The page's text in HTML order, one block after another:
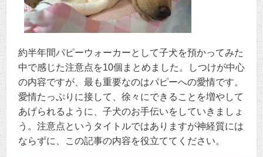
約半年間パピーウォーカーとして子犬を預かってみた
中で感じた注意点を10個まとめました。しつけが中心
の内容ですが、最も重要なのはパピーへの愛情です。
愛情たっぷりに接して、徐々にできることを増やして
あげられるように、子犬のお手伝いをしていきましょ
う。注意点というタイトルではありますが神経質には
ならずに、この記事の内容を役立ててください。